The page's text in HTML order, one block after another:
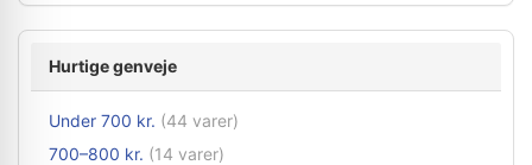
Hurtige genveje
Under 700 kr. (44 varer)
700–800 kr. (14 varer)